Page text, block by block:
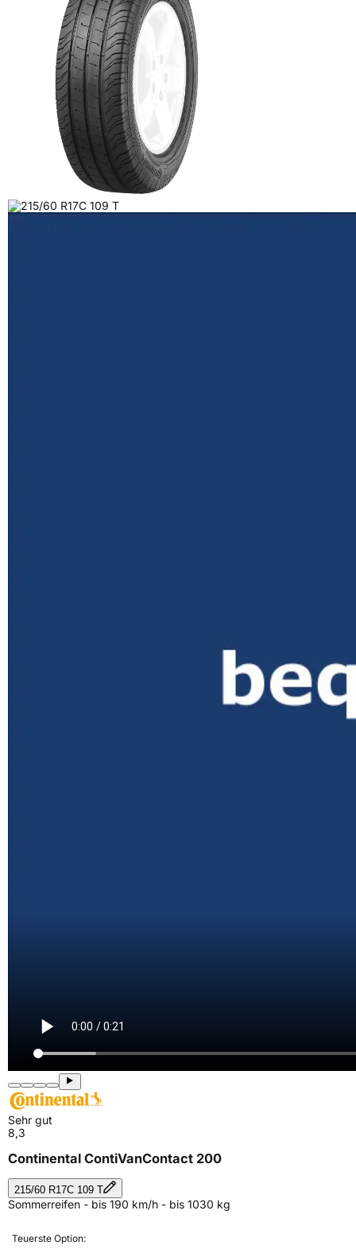
Sehr gut
8,3
Continental ContiVanContact 200
215/60 R17C 109 T
Sommerreifen - bis 190 km/h - bis 1030 kg
Teuerste Option: